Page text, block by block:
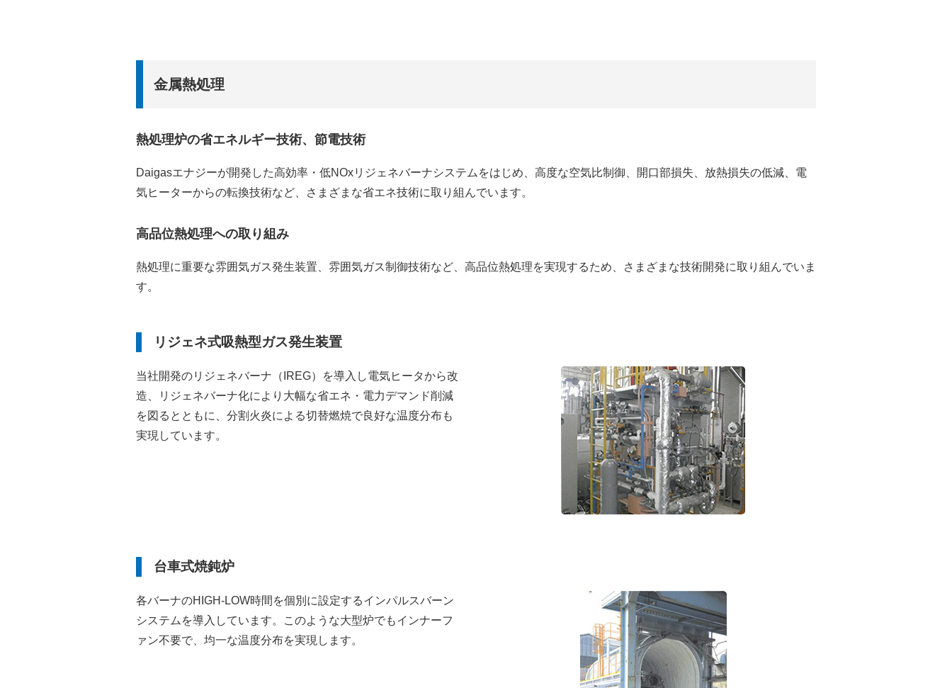
金属熱処理
熱処理炉の省エネルギー技術、節電技術
Daigasエナジーが開発した高効率・低NOxリジェネバーナシステムをはじめ、高度な空気比制御、開口部損失、放熱損失の低減、電
気ヒーターからの転換技術など、さまざまな省エネ技術に取り組んでいます。
高品位熱処理への取り組み
熱処理に重要な雰囲気ガス発生装置、雰囲気ガス制御技術など、高品位熱処理を実現するため、さまざまな技術開発に取り組んでいま
す。
リジェネ式吸熱型ガス発生装置
当社開発のリジェネバーナ（IREG）を導入し電気ヒータから改
造、リジェネバーナ化により大幅な省エネ・電力デマンド削減
を図るとともに、分割火炎による切替燃焼で良好な温度分布も
実現しています。
台車式焼鈍炉
各バーナのHIGH-LOW時間を個別に設定するインパルスバーン
システムを導入しています。このような大型炉でもインナーフ
ァン不要で、均一な温度分布を実現します。